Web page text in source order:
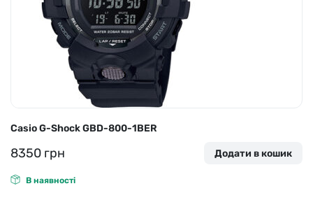
Casio G-Shock GBD-800-1BER
8350 грн Додати в кошик
В наявності